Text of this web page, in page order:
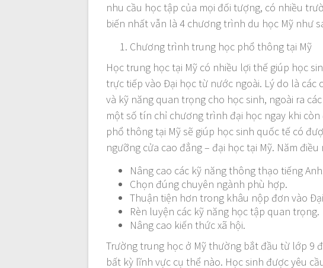
nhu cầu học tập của mọi đối tượng, có nhiều
biến nhất vẫn là 4 chương trình du học Mỹ như
Chương trình trung học phổ thông tại Mỹ
Học trung học tại Mỹ có nhiều lợi thế giúp học
trực tiếp vào Đại học từ nước ngoài. Lý do là
và kỹ năng quan trọng cho học sinh, ngoài ra
một số tín chỉ chương trình đại học ngay khi
phổ thông tại Mỹ sẽ giúp học sinh quốc tế có
ngưỡng cửa cao đẳng – đại học tại Mỹ. Năm
Nâng cao các kỹ năng thông thạo tiếng
Chọn đúng chuyên ngành phù hợp.
Thuận tiện hơn trong khâu nộp đơn vào
Rèn luyện các kỹ năng học tập quan trọng.
Nâng cao kiến thức xã hội.
Trường trung học ở Mỹ thường bắt đầu từ lớp 9
bất kỳ lĩnh vực cụ thể nào. Học sinh được yêu